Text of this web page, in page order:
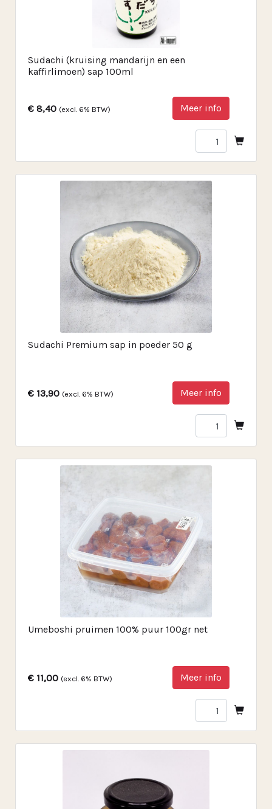
Sudachi (kruising mandarijn en een
kaffirlimoen) sap 100ml
€ 8,40 (excl. 6% BTW) Meer info
Sudachi Premium sap in poeder 50 g
€ 13,90 (excl. 6% BTW) Meer info
Umeboshi pruimen 100% puur 100gr net
€ 11,00 (excl. 6% BTW) Meer info